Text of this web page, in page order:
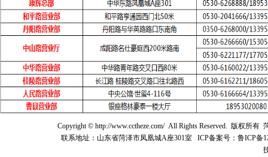
Copyright © http://www.cctheze.com/ All Rights Reserved. 版权所
联系地址：山东省菏泽市凤凰城A座301室 ICP备案号：鲁ICP备